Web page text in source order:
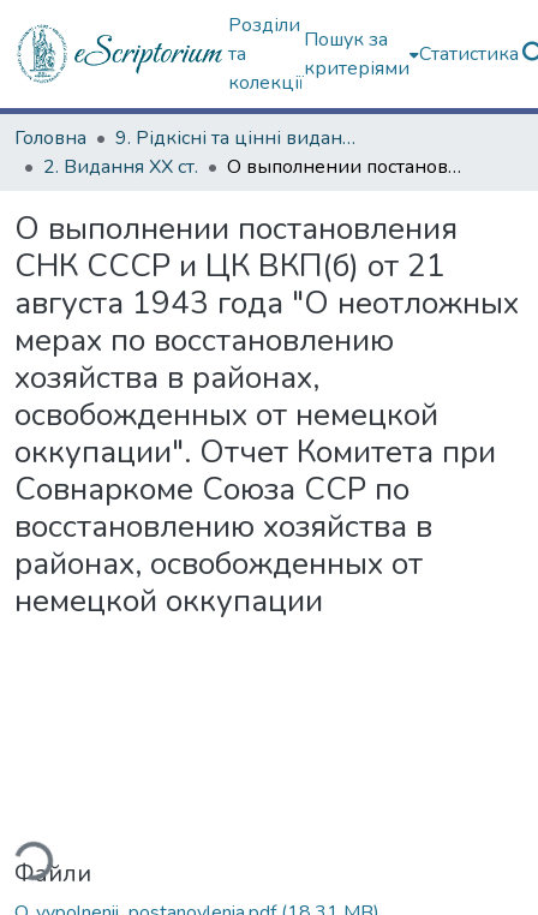
Розділи
та
колекції
Пошук за
критеріями
Статистика
Головна
9. Рідкісні та цінні видання
2. Видання ХХ ст.
О выполнении постановления СНК СССР и ЦК ВКП(б) от 21 августа 1943 года "О неотложных мерах по восстановлению хозяйства в районах, освобожденных от немецкой оккупации". Отчет Комитета при Совнаркоме Союза ССР по восстановлению хозяйства в районах, освобожденных от немецкой оккупации
О выполнении постановления
СНК СССР и ЦК ВКП(б) от 21
августа 1943 года "О неотложных
мерах по восстановлению
хозяйства в районах,
освобожденных от немецкой
оккупации". Отчет Комитета при
Совнаркоме Союза ССР по
восстановлению хозяйства в
районах, освобожденных от
немецкой оккупации
Файли